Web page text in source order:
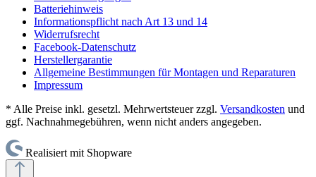
Batteriehinweis
Informationspflicht nach Art 13 und 14
Widerrufsrecht
Facebook-Datenschutz
Herstellergarantie
Allgemeine Bestimmungen für Montagen und Reparaturen
Impressum
* Alle Preise inkl. gesetzl. Mehrwertsteuer zzgl. Versandkosten und
ggf. Nachnahmegebühren, wenn nicht anders angegeben.
Realisiert mit Shopware